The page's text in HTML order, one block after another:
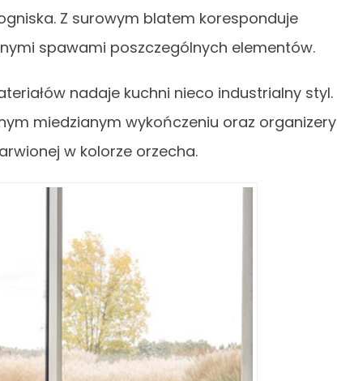
Z surowym blatem koresponduje
spawami poszczególnych elementów.
nadaje kuchni nieco industrialny styl.
miedzianym wykończeniu oraz organizery
w kolorze orzecha.